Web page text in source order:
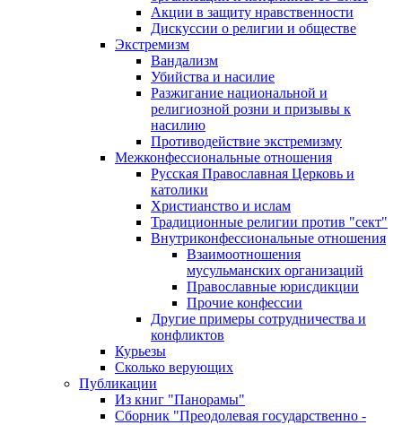
Акции в защиту нравственности
Дискуссии о религии и обществе
Экстремизм
Вандализм
Убийства и насилие
Разжигание национальной и
религиозной розни и призывы к
насилию
Противодействие экстремизму
Межконфессиональные отношения
Русская Православная Церковь и
католики
Христианство и ислам
Традиционные религии против "сект"
Внутриконфессиональные отношения
Взаимоотношения
мусульманских организаций
Православные юрисдикции
Прочие конфессии
Другие примеры сотрудничества и
конфликтов
Курьезы
Сколько верующих
Публикации
Из книг "Панорамы"
Сборник "Преодолевая государственно -